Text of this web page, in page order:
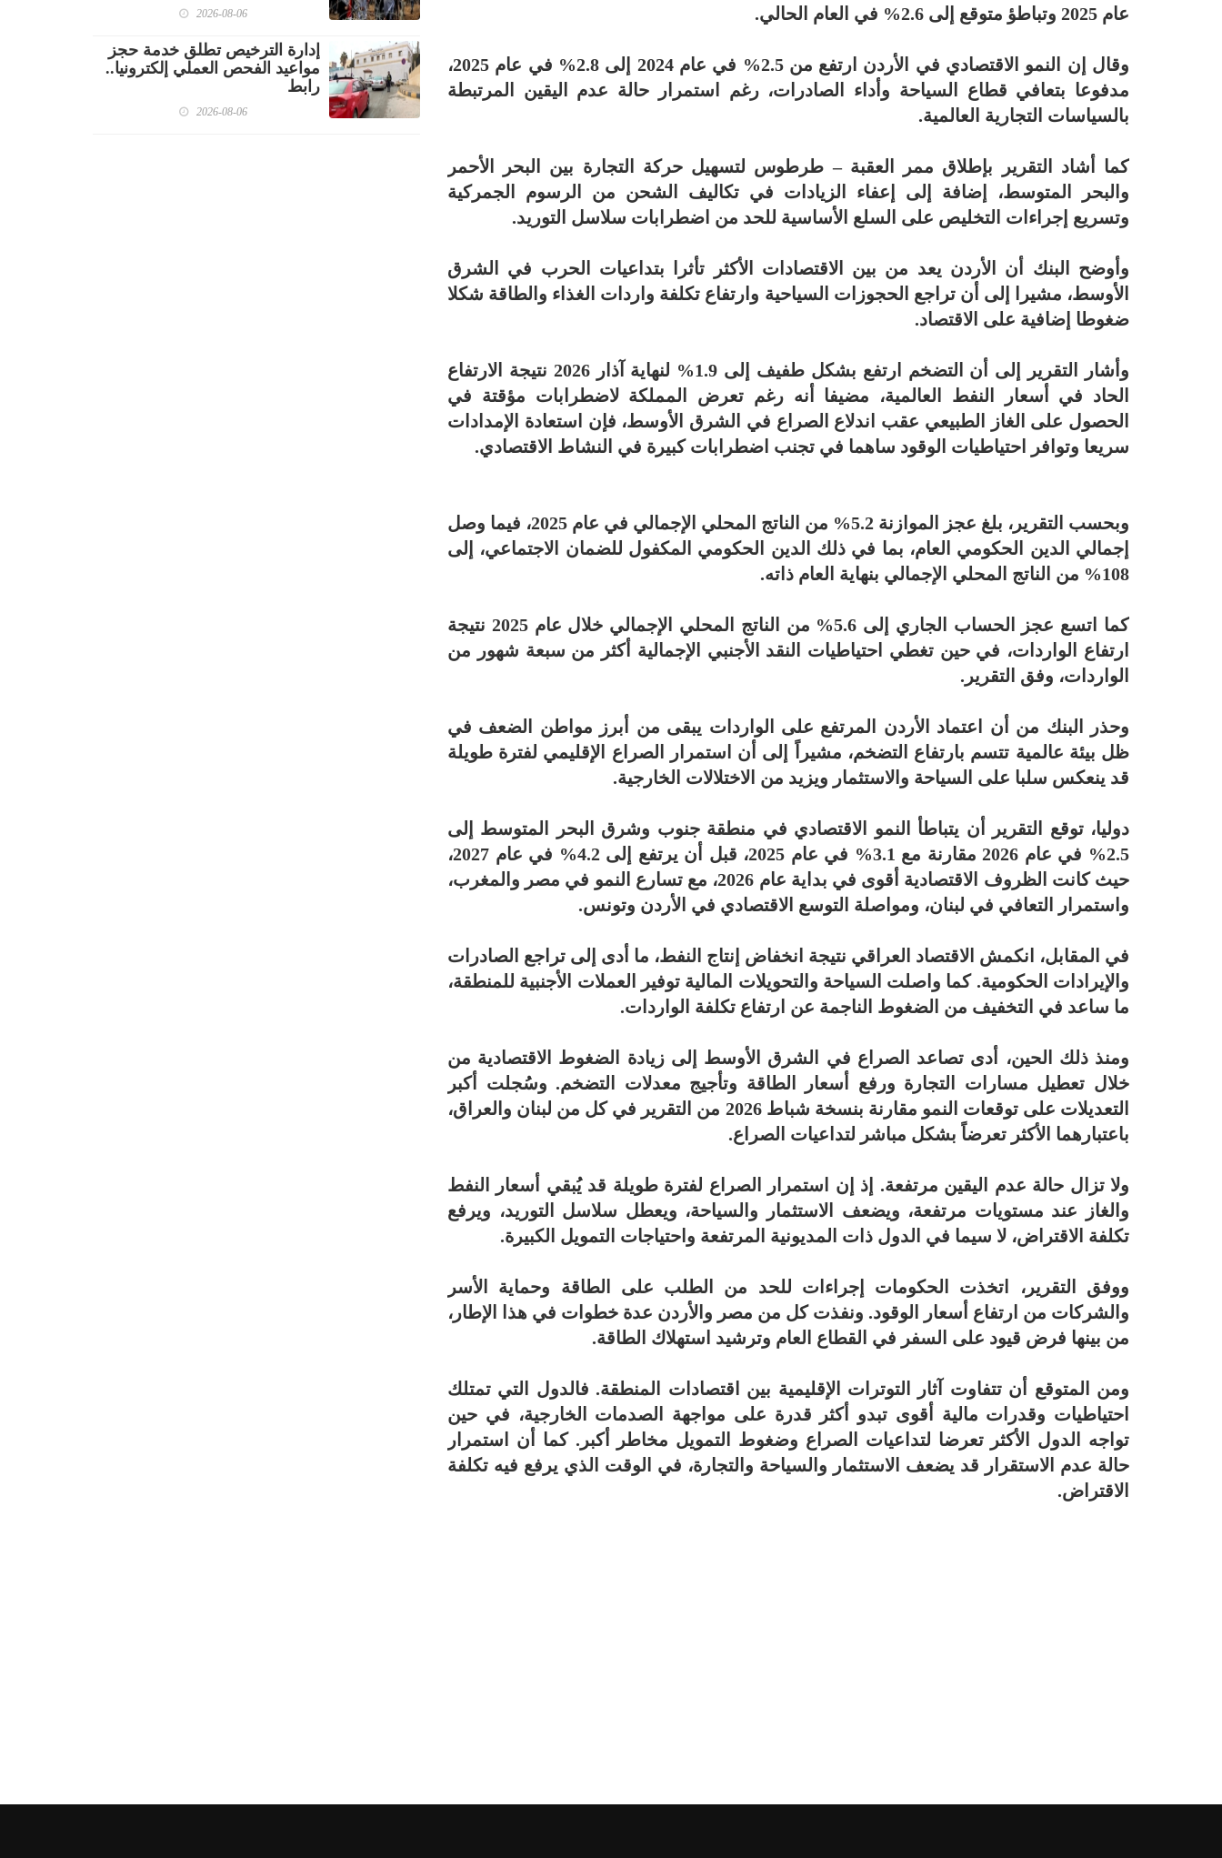
عام 2025 وتباطؤ متوقع إلى 2.6% في العام الحالي.
وقال إن النمو الاقتصادي في الأردن ارتفع من 2.5% في عام 2024 إلى 2.8% في عام 2025،
مدفوعا بتعافي قطاع السياحة وأداء الصادرات، رغم استمرار حالة عدم اليقين المرتبطة
بالسياسات التجارية العالمية.
كما أشاد التقرير بإطلاق ممر العقبة – طرطوس لتسهيل حركة التجارة بين البحر الأحمر
والبحر المتوسط، إضافة إلى إعفاء الزيادات في تكاليف الشحن من الرسوم الجمركية
وتسريع إجراءات التخليص على السلع الأساسية للحد من اضطرابات سلاسل التوريد.
وأوضح البنك أن الأردن يعد من بين الاقتصادات الأكثر تأثرا بتداعيات الحرب في الشرق
الأوسط، مشيرا إلى أن تراجع الحجوزات السياحية وارتفاع تكلفة واردات الغذاء والطاقة شكلا
ضغوطا إضافية على الاقتصاد.
وأشار التقرير إلى أن التضخم ارتفع بشكل طفيف إلى 1.9% لنهاية آذار 2026 نتيجة الارتفاع
الحاد في أسعار النفط العالمية، مضيفا أنه رغم تعرض المملكة لاضطرابات مؤقتة في
الحصول على الغاز الطبيعي عقب اندلاع الصراع في الشرق الأوسط، فإن استعادة الإمدادات
سريعا وتوافر احتياطيات الوقود ساهما في تجنب اضطرابات كبيرة في النشاط الاقتصادي.
وبحسب التقرير، بلغ عجز الموازنة 5.2% من الناتج المحلي الإجمالي في عام 2025، فيما وصل
إجمالي الدين الحكومي العام، بما في ذلك الدين الحكومي المكفول للضمان الاجتماعي، إلى
108% من الناتج المحلي الإجمالي بنهاية العام ذاته.
كما اتسع عجز الحساب الجاري إلى 5.6% من الناتج المحلي الإجمالي خلال عام 2025 نتيجة
ارتفاع الواردات، في حين تغطي احتياطيات النقد الأجنبي الإجمالية أكثر من سبعة شهور من
الواردات، وفق التقرير.
وحذر البنك من أن اعتماد الأردن المرتفع على الواردات يبقى من أبرز مواطن الضعف في
ظل بيئة عالمية تتسم بارتفاع التضخم، مشيراً إلى أن استمرار الصراع الإقليمي لفترة طويلة
قد ينعكس سلبا على السياحة والاستثمار ويزيد من الاختلالات الخارجية.
دوليا، توقع التقرير أن يتباطأ النمو الاقتصادي في منطقة جنوب وشرق البحر المتوسط إلى
2.5% في عام 2026 مقارنة مع 3.1% في عام 2025، قبل أن يرتفع إلى 4.2% في عام 2027،
حيث كانت الظروف الاقتصادية أقوى في بداية عام 2026، مع تسارع النمو في مصر والمغرب،
واستمرار التعافي في لبنان، ومواصلة التوسع الاقتصادي في الأردن وتونس.
في المقابل، انكمش الاقتصاد العراقي نتيجة انخفاض إنتاج النفط، ما أدى إلى تراجع الصادرات
والإيرادات الحكومية. كما واصلت السياحة والتحويلات المالية توفير العملات الأجنبية للمنطقة،
ما ساعد في التخفيف من الضغوط الناجمة عن ارتفاع تكلفة الواردات.
ومنذ ذلك الحين، أدى تصاعد الصراع في الشرق الأوسط إلى زيادة الضغوط الاقتصادية من
خلال تعطيل مسارات التجارة ورفع أسعار الطاقة وتأجيج معدلات التضخم. وسُجلت أكبر
التعديلات على توقعات النمو مقارنة بنسخة شباط 2026 من التقرير في كل من لبنان والعراق،
باعتبارهما الأكثر تعرضاً بشكل مباشر لتداعيات الصراع.
ولا تزال حالة عدم اليقين مرتفعة. إذ إن استمرار الصراع لفترة طويلة قد يُبقي أسعار النفط
والغاز عند مستويات مرتفعة، ويضعف الاستثمار والسياحة، ويعطل سلاسل التوريد، ويرفع
تكلفة الاقتراض، لا سيما في الدول ذات المديونية المرتفعة واحتياجات التمويل الكبيرة.
ووفق التقرير، اتخذت الحكومات إجراءات للحد من الطلب على الطاقة وحماية الأسر
والشركات من ارتفاع أسعار الوقود. ونفذت كل من مصر والأردن عدة خطوات في هذا الإطار،
من بينها فرض قيود على السفر في القطاع العام وترشيد استهلاك الطاقة.
ومن المتوقع أن تتفاوت آثار التوترات الإقليمية بين اقتصادات المنطقة. فالدول التي تمتلك
احتياطيات وقدرات مالية أقوى تبدو أكثر قدرة على مواجهة الصدمات الخارجية، في حين
تواجه الدول الأكثر تعرضا لتداعيات الصراع وضغوط التمويل مخاطر أكبر. كما أن استمرار
حالة عدم الاستقرار قد يضعف الاستثمار والسياحة والتجارة، في الوقت الذي يرفع فيه تكلفة
الاقتراض.
2026-08-06
إدارة الترخيص تطلق خدمة حجز
مواعيد الفحص العملي إلكترونيا..
رابط
2026-08-06